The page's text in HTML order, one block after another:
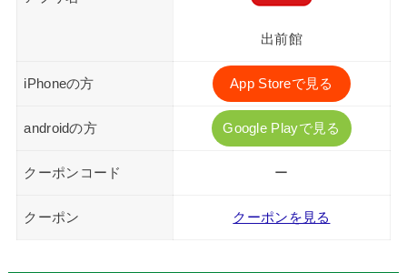
出前館
iPhoneの方 App Storeで見る
androidの方 Google Playで見る
クーポンコード ー
クーポン クーポンを見る